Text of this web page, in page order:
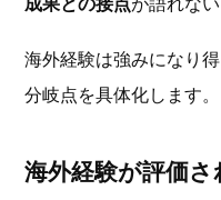
海外経験は強みになり
分岐点を具体化します。
海外経験が評価